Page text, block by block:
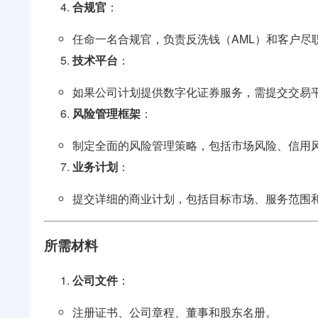
合规官 ：
任命一名合规官，负责反洗钱（AML）和客户尽
技术平台 ：
如果公司计划提供数字化证券服务，需提交交易
风险管理框架 ：
制定全面的风险管理策略，包括市场风险、信用
业务计划 ：
提交详细的商业计划，包括目标市场、服务范围
所需材料
公司文件：
注册证书、公司章程、董事和股东名册。